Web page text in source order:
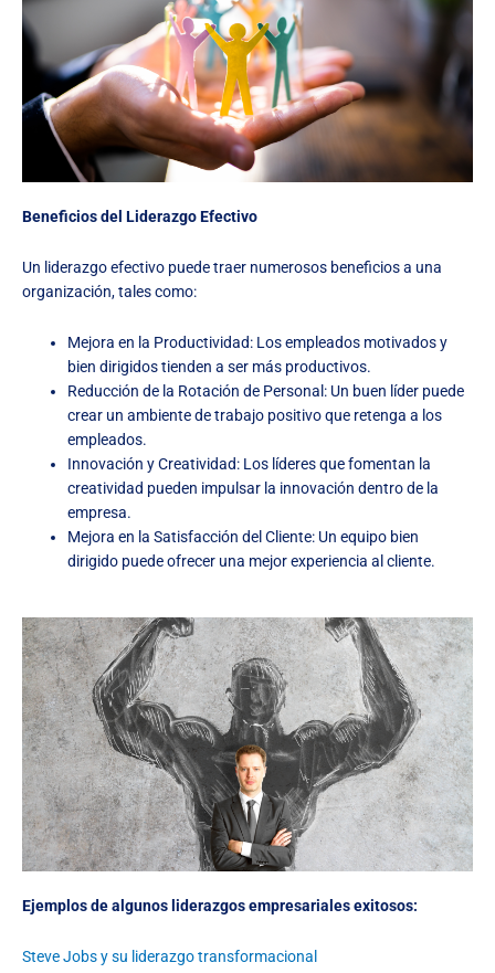
Beneficios del Liderazgo Efectivo
Un liderazgo efectivo puede traer numerosos beneficios a una
organización, tales como:
Mejora en la Productividad: Los empleados motivados y
bien dirigidos tienden a ser más productivos.
Reducción de la Rotación de Personal: Un buen líder puede
crear un ambiente de trabajo positivo que retenga a los
empleados.
Innovación y Creatividad: Los líderes que fomentan la
creatividad pueden impulsar la innovación dentro de la
empresa.
Mejora en la Satisfacción del Cliente: Un equipo bien
dirigido puede ofrecer una mejor experiencia al cliente.
Ejemplos de algunos liderazgos empresariales exitosos:
Steve Jobs y su liderazgo transformacional